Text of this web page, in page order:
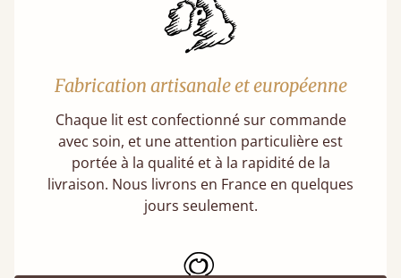
Fabrication artisanale et européenne
Chaque lit est confectionné sur commande
avec soin, et une attention particulière est
portée à la qualité et à la rapidité de la
livraison. Nous livrons en France en quelques
jours seulement.